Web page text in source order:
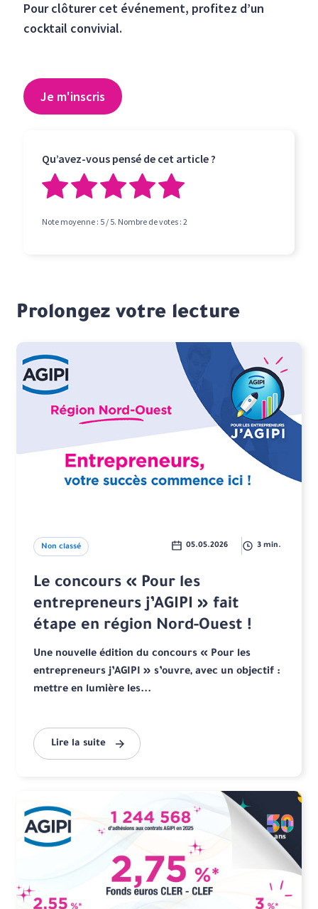
Pour clôturer cet événement, profitez d’un
cocktail convivial.
Je m'inscris
Qu’avez-vous pensé de cet article ?
Note moyenne : 5 / 5. Nombre de votes :2
Prolongez votre lecture
Non classé 05.05.2026 3 min.
Le concours « Pour les
entrepreneurs j’AGIPI » fait
étape en région Nord-Ouest !
Une nouvelle édition du concours « Pour les
entrepreneurs j’AGIPI » s’ouvre, avec un objectif :
mettre en lumière les...
Lire la suite